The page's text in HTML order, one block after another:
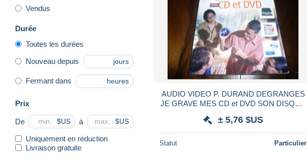
Vendus
Durée
Toutes les durées
Nouveau depuis jours
Fermant dans heures
Prix
De $US à $US
Uniquement en réduction
Livraison gratuite
AUDIO VIDEO P. DURAND DEGRANGES
JE GRAVE MES CD et DVD SON DISQUE
± 5,76 $US
Statut Particulier